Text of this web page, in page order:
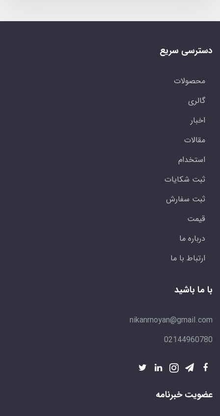
دسترسی سریع
محصولات
گالری
اخبار
مقالات
استخدام
ثبت شکایات
ثبت سفارش
قیمت
درباره ما
ارتباط با ما
با ما باشید
nikanrnoyan@gmail.com
02144960780
عضویت خبرنامه